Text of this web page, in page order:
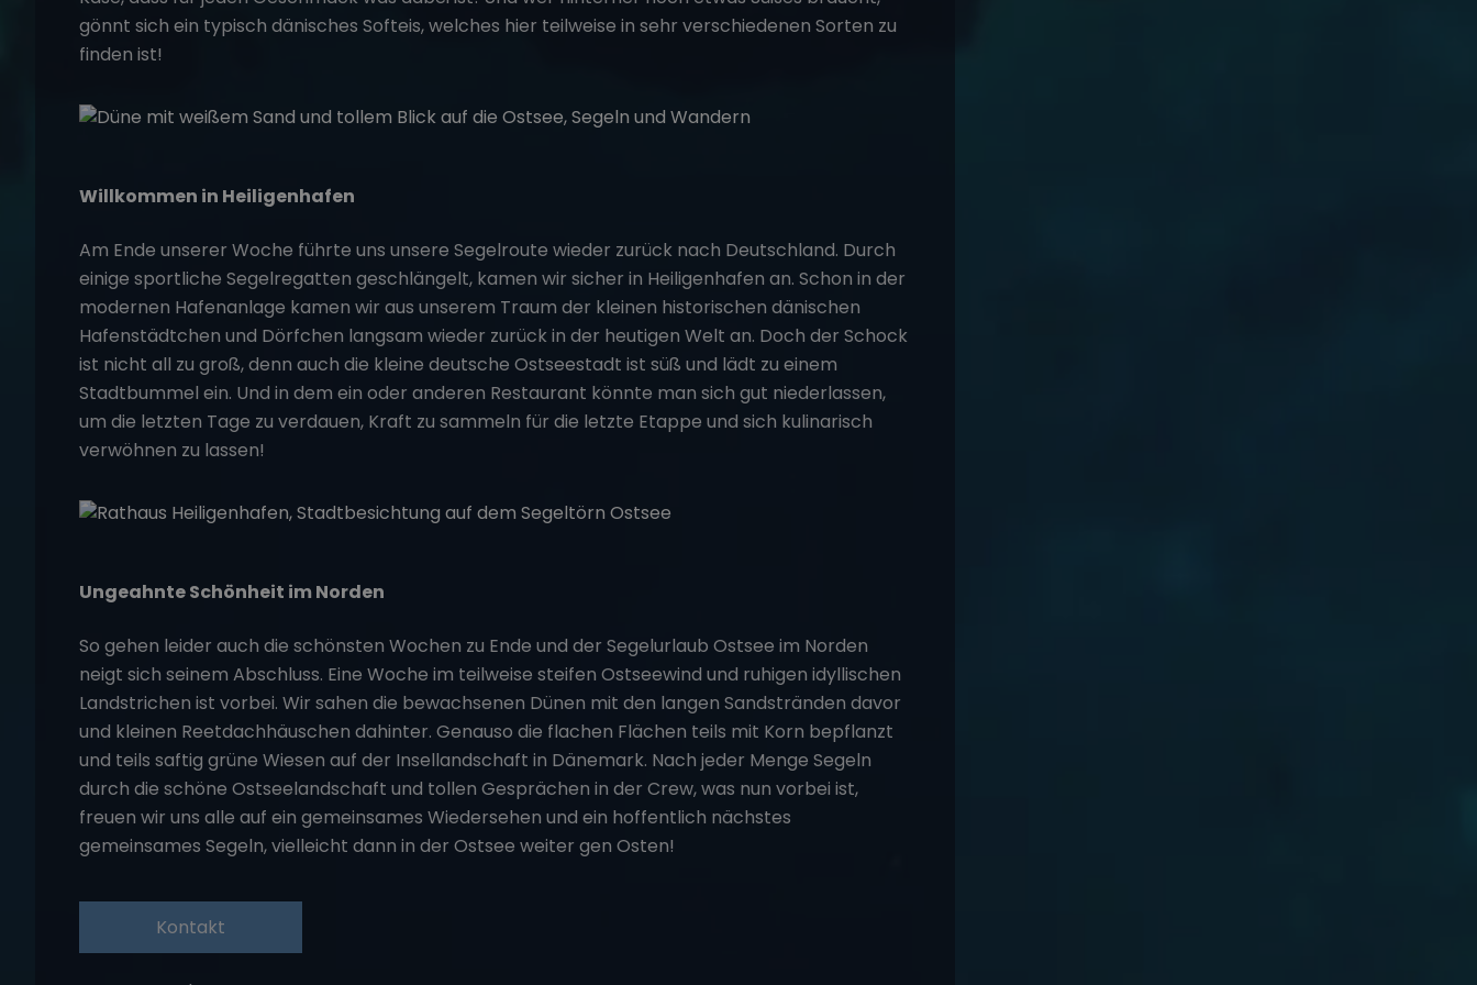
gönnt sich ein typisch dänisches Softeis, welches hier teilweise in sehr verschiedenen Sorten zu
finden ist!
Willkommen in Heiligenhafen
Am Ende unserer Woche führte uns unsere Segelroute wieder zurück nach Deutschland. Durch
einige sportliche Segelregatten geschlängelt, kamen wir sicher in Heiligenhafen an. Schon in der
modernen Hafenanlage kamen wir aus unserem Traum der kleinen historischen dänischen
Hafenstädtchen und Dörfchen langsam wieder zurück in der heutigen Welt an. Doch der Schock
ist nicht all zu groß, denn auch die kleine deutsche Ostseestadt ist süß und lädt zu einem
Stadtbummel ein. Und in dem ein oder anderen Restaurant könnte man sich gut niederlassen,
um die letzten Tage zu verdauen, Kraft zu sammeln für die letzte Etappe und sich kulinarisch
verwöhnen zu lassen!
Ungeahnte Schönheit im Norden
So gehen leider auch die schönsten Wochen zu Ende und der Segelurlaub Ostsee im Norden
neigt sich seinem Abschluss. Eine Woche im teilweise steifen Ostseewind und ruhigen idyllischen
Landstrichen ist vorbei. Wir sahen die bewachsenen Dünen mit den langen Sandstränden davor
und kleinen Reetdachhäuschen dahinter. Genauso die flachen Flächen teils mit Korn bepflanzt
und teils saftig grüne Wiesen auf der Insellandschaft in Dänemark. Nach jeder Menge Segeln
durch die schöne Ostseelandschaft und tollen Gesprächen in der Crew, was nun vorbei ist,
freuen wir uns alle auf ein gemeinsames Wiedersehen und ein hoffentlich nächstes
gemeinsames Segeln, vielleicht dann in der Ostsee weiter gen Osten!
Kontakt